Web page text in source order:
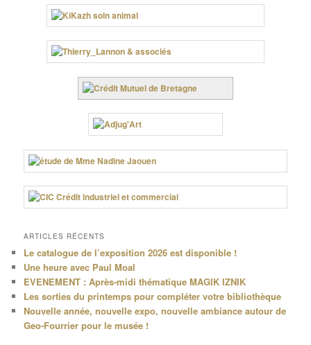
ARTICLES RÉCENTS
Le catalogue de l’exposition 2026 est disponible !
Une heure avec Paul Moal
EVENEMENT : Après-midi thématique MAGIK IZNIK
Les sorties du printemps pour compléter votre bibliothèque
Nouvelle année, nouvelle expo, nouvelle ambiance autour de
Geo-Fourrier pour le musée !